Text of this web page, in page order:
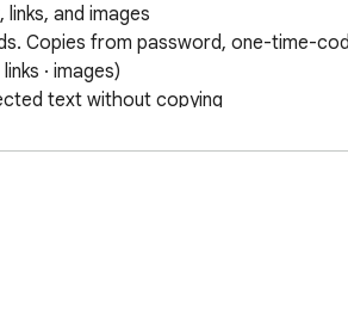
and images
Copies from password, one-time-
· images)
text without copying